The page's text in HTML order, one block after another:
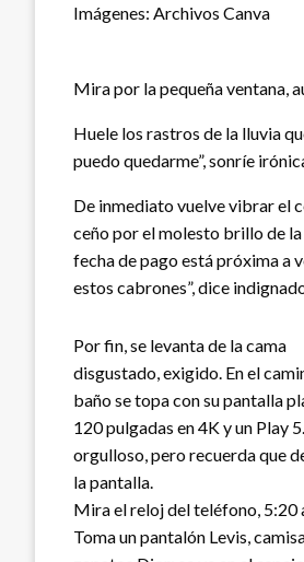
Imágenes: Archivos Canva
Mira por la pequeña ventana,
Huele los rastros de la lluvia
puedo quedarme”, sonríe
De inmediato vuelve vibrar el
ceño por el molesto brillo de la
fecha de pago está próxima a
estos cabrones”, dice
Por fin, se levanta de la cama
disgustado, exigido. En el
baño se topa con su pantalla
120 pulgadas en 4K y un Play
orgulloso, pero recuerda que
la pantalla.
Mira el reloj del teléfono, 5:20
Toma un pantalón Levis,